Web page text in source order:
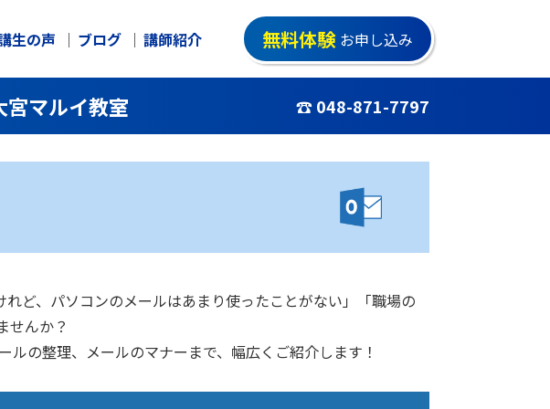
生の声 ブログ 講師紹介 無料体験 お申し込み
宮マルイ教室 ☎ 048-871-7797
ど、パソコンのメールはあまり使ったことがない」「職場の
せんか？
の整理、メールのマナーまで、幅広くご紹介します！